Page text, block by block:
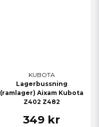
KUBOTA
Lagerbussning
(ramlager) Aixam Kubota
Z402 Z482
349 kr